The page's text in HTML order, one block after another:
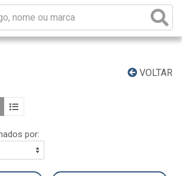
VOLTAR
por: